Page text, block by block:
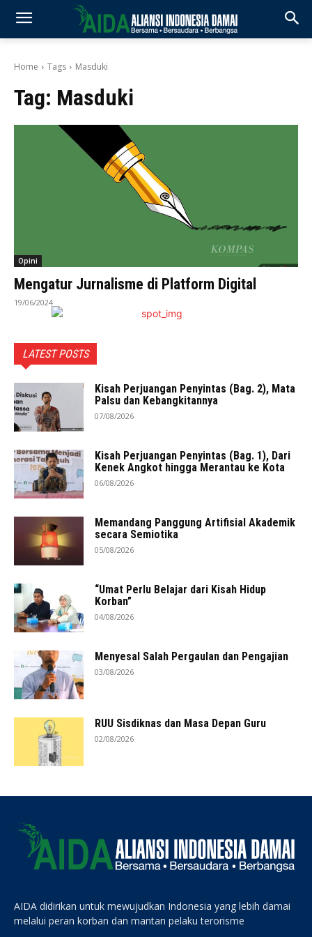
Home Tags Masduki
Tag: Masduki
Opini
Mengatur Jurnalisme di Platform Digital
19/06/2024
LATEST POSTS
Kisah Perjuangan Penyintas (Bag. 2), Mata
Palsu dan Kebangkitannya
07/08/2026
Kisah Perjuangan Penyintas (Bag. 1), Dari
Kenek Angkot hingga Merantau ke Kota
06/08/2026
Memandang Panggung Artifisial Akademik
secara Semiotika
05/08/2026
“Umat Perlu Belajar dari Kisah Hidup
Korban”
04/08/2026
Menyesal Salah Pergaulan dan Pengajian
03/08/2026
RUU Sisdiknas dan Masa Depan Guru
02/08/2026
AIDA didirikan untuk mewujudkan Indonesia yang lebih damai
melalui peran korban dan mantan pelaku terorisme